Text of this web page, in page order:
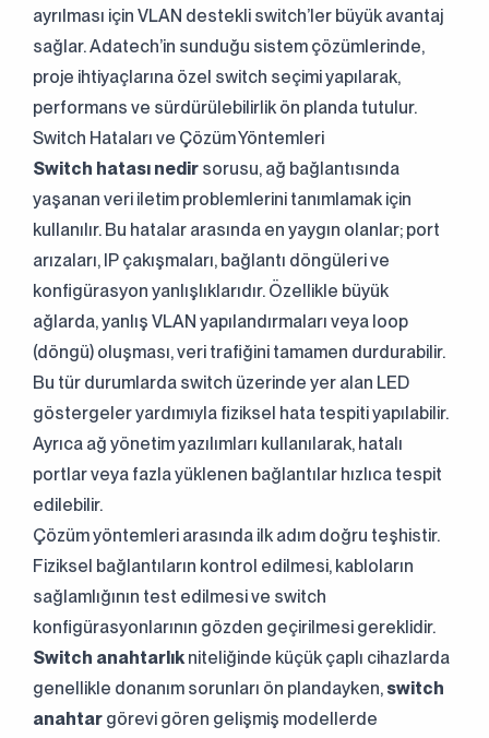
Kabul ediyorum.
Gönder
ayrılması için VLAN destekli switch’ler büyük avantaj
sağlar. Adatech’in sunduğu sistem çözümlerinde,
proje ihtiyaçlarına özel switch seçimi yapılarak,
performans ve sürdürülebilirlik ön planda tutulur.
Switch Hataları ve Çözüm Yöntemleri
Switch hatası nedir sorusu, ağ bağlantısında
yaşanan veri iletim problemlerini tanımlamak için
kullanılır. Bu hatalar arasında en yaygın olanlar; port
arızaları, IP çakışmaları, bağlantı döngüleri ve
konfigürasyon yanlışlıklarıdır. Özellikle büyük
ağlarda, yanlış VLAN yapılandırmaları veya loop
(döngü) oluşması, veri trafiğini tamamen durdurabilir.
Bu tür durumlarda switch üzerinde yer alan LED
göstergeler yardımıyla fiziksel hata tespiti yapılabilir.
Ayrıca ağ yönetim yazılımları kullanılarak, hatalı
portlar veya fazla yüklenen bağlantılar hızlıca tespit
edilebilir.
Çözüm yöntemleri arasında ilk adım doğru teşhistir.
Fiziksel bağlantıların kontrol edilmesi, kabloların
sağlamlığının test edilmesi ve switch
konfigürasyonlarının gözden geçirilmesi gereklidir.
Switch anahtarlıkniteliğinde küçük çaplı cihazlarda
genellikle donanım sorunları ön plandayken, switch
anahtar görevi gören gelişmiş modellerde